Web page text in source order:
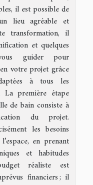
il est possible de
lieu agréable et
transformation, il
et quelques
vous guider pour
votre projet grâce
à tous les
La première étape
de bain consiste à
du projet.
les besoins
en prenant
et habitudes
réaliste est
financiers ; il